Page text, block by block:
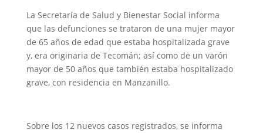
La Secretaría de Salud y Bienestar Social informa
que las defunciones se trataron de una mujer mayor
de 65 años de edad que estaba hospitalizada grave
y, era originaria de Tecomán; así como de un varón
mayor de 50 años que también estaba hospitalizado
grave, con residencia en Manzanillo.
Sobre los 12 nuevos casos registrados, se informa